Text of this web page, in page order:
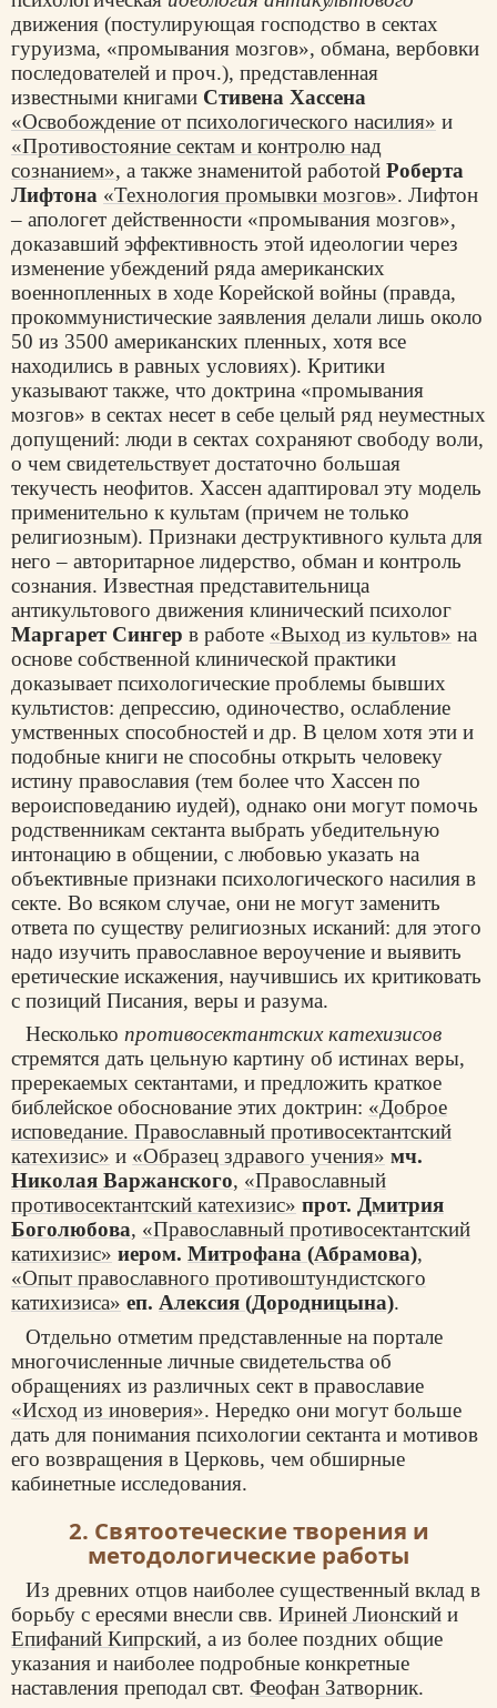
движения (постулирующая господство в сектах
гуруизма, «промывания мозгов», обмана, вербовки
последователей и проч.), представленная
известными книгами Стивена Хассена
«Освобождение от психологического насилия» и
«Противостояние сектам и контролю над
сознанием», а также знаменитой работой Роберта
Лифтона «Технология промывки мозгов». Лифтон
– апологет действенности «промывания мозгов»,
доказавший эффективность этой идеологии через
изменение убеждений ряда американских
военнопленных в ходе Корейской войны (правда,
прокоммунистические заявления делали лишь около
50 из 3500 американских пленных, хотя все
находились в равных условиях). Критики
указывают также, что доктрина «промывания
мозгов» в сектах несет в себе целый ряд неуместных
допущений: люди в сектах сохраняют свободу воли,
о чем свидетельствует достаточно большая
текучесть неофитов. Хассен адаптировал эту модель
применительно к культам (причем не только
религиозным). Признаки деструктивного культа для
него – авторитарное лидерство, обман и контроль
сознания. Известная представительница
антикультового движения клинический психолог
Маргарет Сингер в работе «Выход из культов» на
основе собственной клинической практики
доказывает психологические проблемы бывших
культистов: депрессию, одиночество, ослабление
умственных способностей и др. В целом хотя эти и
подобные книги не способны открыть человеку
истину православия (тем более что Хассен по
вероисповеданию иудей), однако они могут помочь
родственникам сектанта выбрать убедительную
интонацию в общении, с любовью указать на
объективные признаки психологического насилия в
секте. Во всяком случае, они не могут заменить
ответа по существу религиозных исканий: для этого
надо изучить православное вероучение и выявить
еретические искажения, научившись их критиковать
с позиций Писания, веры и разума.
Несколькопротивосектантскихкатехизисов
стремятся дать цельную картину об истинах веры,
пререкаемых сектантами, и предложить краткое
библейское обоснование этих доктрин: «Доброе
исповедание. Православный противосектантский
катехизис» и «Образец здравого учения» мч.
Николая Варжанского, «Православный
противосектантский катехизис» прот. Дмитрия
Боголюбова, «Православный противосектантский
катихизис» иером. Митрофана (Абрамова),
«Опыт православного противоштундистского
катихизиса» еп. Алексия (Дородницына).
Отдельно отметим представленные на портале
многочисленные личные свидетельства об
обращениях из различных сект в православие
«Исход из иноверия». Нередко они могут больше
дать для понимания психологии сектанта и мотивов
его возвращения в Церковь, чем обширные
кабинетные исследования.
2. Святоотеческие творения и
методологические работы
Из древних отцов наиболее существенный вклад в
борьбу с ересями внесли свв. Ириней Лионский и
Епифаний Кипрский, а из более поздних общие
указания и наиболее подробные конкретные
наставления преподал свт. Феофан Затворник.